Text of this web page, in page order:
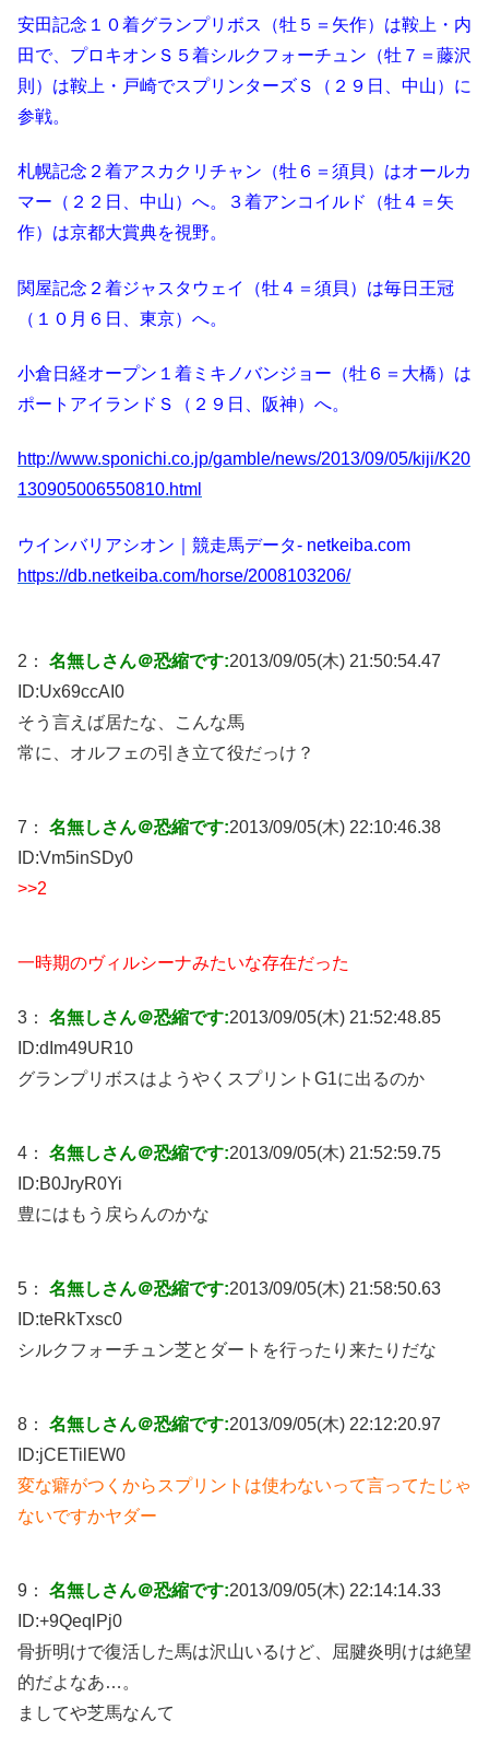
安田記念１０着グランプリボス（牡５＝矢作）は鞍上・内
田で、プロキオンＳ５着シルクフォーチュン（牡７＝藤沢
則）は鞍上・戸崎でスプリンターズＳ（２９日、中山）に
参戦。
札幌記念２着アスカクリチャン（牡６＝須貝）はオールカ
マー（２２日、中山）へ。３着アンコイルド（牡４＝矢
作）は京都大賞典を視野。
関屋記念２着ジャスタウェイ（牡４＝須貝）は毎日王冠
（１０月６日、東京）へ。
小倉日経オープン１着ミキノバンジョー（牡６＝大橋）は
ポートアイランドＳ（２９日、阪神）へ。
http://www.sponichi.co.jp/gamble/news/2013/09/05/kiji/K20
130905006550810.html
ウインバリアシオン｜競走馬データ- netkeiba.com
https://db.netkeiba.com/horse/2008103206/
2： 名無しさん＠恐縮です:2013/09/05(木) 21:50:54.47
ID:Ux69ccAI0
そう言えば居たな、こんな馬
常に、オルフェの引き立て役だっけ？
7： 名無しさん＠恐縮です:2013/09/05(木) 22:10:46.38
ID:Vm5inSDy0
>>2
一時期のヴィルシーナみたいな存在だった
3： 名無しさん＠恐縮です:2013/09/05(木) 21:52:48.85
ID:dIm49UR10
グランプリボスはようやくスプリントG1に出るのか
4： 名無しさん＠恐縮です:2013/09/05(木) 21:52:59.75
ID:B0JryR0Yi
豊にはもう戻らんのかな
5： 名無しさん＠恐縮です:2013/09/05(木) 21:58:50.63
ID:teRkTxsc0
シルクフォーチュン芝とダートを行ったり来たりだな
8： 名無しさん＠恐縮です:2013/09/05(木) 22:12:20.97
ID:jCETilEW0
変な癖がつくからスプリントは使わないって言ってたじゃ
ないですかヤダー
9： 名無しさん＠恐縮です:2013/09/05(木) 22:14:14.33
ID:+9QeqlPj0
骨折明けで復活した馬は沢山いるけど、屈腱炎明けは絶望
的だよなあ…。
ましてや芝馬なんて